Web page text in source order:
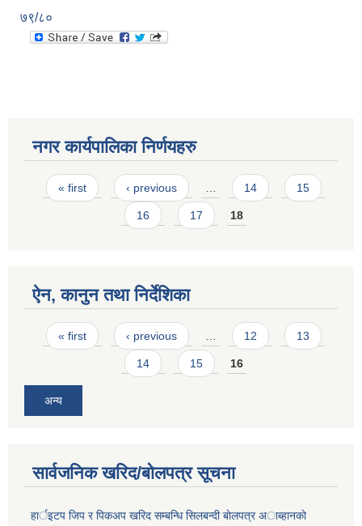
७९/८०
नगर कार्यपालिका निर्णयहरु
Pages
« first ‹ previous … 14 15
16 17 18
ऐन, कानुन तथा निर्देशिका
Pages
« first ‹ previous 12 13
14 15 16
अन्य
सार्वजनिक खरिद/बोलपत्र सूचना
हार्इटप जिप र पिकअप खरिद सम्बन्धि सिलबन्दी बाेलपत्र अाब्हानकाे